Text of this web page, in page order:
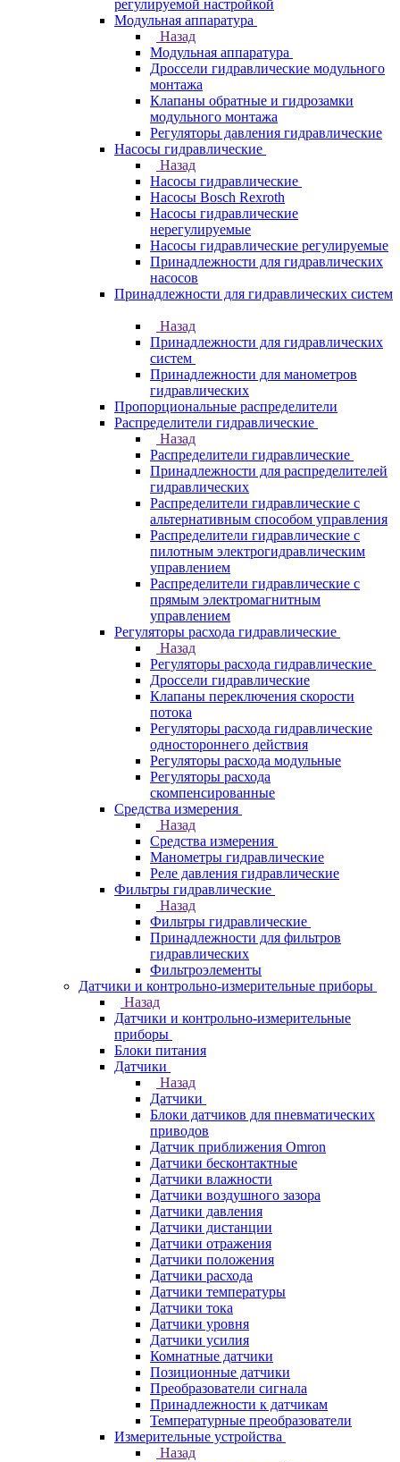
регулируемой настройкой
Модульная аппаратура
Назад
Модульная аппаратура
Дроссели гидравлические модульного
монтажа
Клапаны обратные и гидрозамки
модульного монтажа
Регуляторы давления гидравлические
Насосы гидравлические
Назад
Насосы гидравлические
Насосы Bosch Rexroth
Насосы гидравлические
нерегулируемые
Насосы гидравлические регулируемые
Принадлежности для гидравлических
насосов
Принадлежности для гидравлических систем
Назад
Принадлежности для гидравлических
систем
Принадлежности для манометров
гидравлических
Пропорциональные распределители
Распределители гидравлические
Назад
Распределители гидравлические
Принадлежности для распределителей
гидравлических
Распределители гидравлические с
альтернативным способом управления
Распределители гидравлические с
пилотным электрогидравлическим
управлением
Распределители гидравлические с
прямым электромагнитным
управлением
Регуляторы расхода гидравлические
Назад
Регуляторы расхода гидравлические
Дроссели гидравлические
Клапаны переключения скорости
потока
Регуляторы расхода гидравлические
одностороннего действия
Регуляторы расхода модульные
Регуляторы расхода
скомпенсированные
Средства измерения
Назад
Средства измерения
Манометры гидравлические
Реле давления гидравлические
Фильтры гидравлические
Назад
Фильтры гидравлические
Принадлежности для фильтров
гидравлических
Фильтроэлементы
Датчики и контрольно-измерительные приборы
Назад
Датчики и контрольно-измерительные
приборы
Блоки питания
Датчики
Назад
Датчики
Блоки датчиков для пневматических
приводов
Датчик приближения Omron
Датчики бесконтактные
Датчики влажности
Датчики воздушного зазора
Датчики давления
Датчики дистанции
Датчики отражения
Датчики положения
Датчики расхода
Датчики температуры
Датчики тока
Датчики уровня
Датчики усилия
Комнатные датчики
Позиционные датчики
Преобразователи сигнала
Принадлежности к датчикам
Температурные преобразователи
Измерительные устройства
Назад